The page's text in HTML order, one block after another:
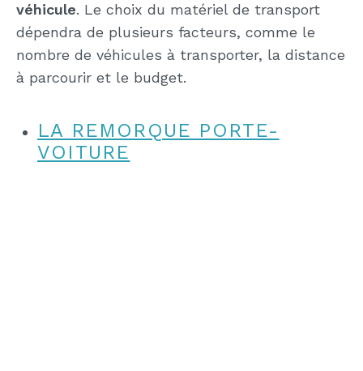
véhicule. Le choix du matériel de transport
dépendra de plusieurs facteurs, comme le
nombre de véhicules à transporter, la distance
à parcourir et le budget.
LA REMORQUE PORTE-
VOITURE